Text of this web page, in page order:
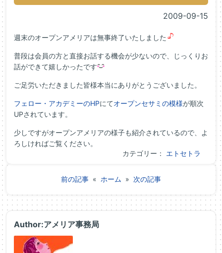
2009-09-15
週末のオープンアメリアは無事終了いたしました
普段は会員の方と直接お話する機会が少ないので、じっくりお
話ができて嬉しかったです
ご足労いただきました皆様本当にありがとうございました。
フェロー・アカデミーのHPにてオープンセサミの模様が順次
UPされています。
少しですがオープンアメリアの様子も紹介されているので、よ
ろしければご覧ください。
カテゴリー： エトセトラ
前の記事 « ホーム » 次の記事
Author:アメリア事務局